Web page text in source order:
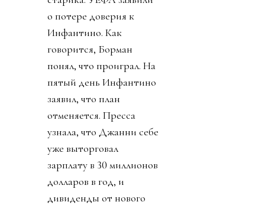
о потере доверия к
Инфантино. Как
говорится, Борман
понял, что проиграл. На
пятый день Инфантино
заявил, что план
отменяется. Пресса
узнала, что Джанни себе
уже выторговал
зарплату в 30 миллионов
долларов в год, и
дивиденды от нового